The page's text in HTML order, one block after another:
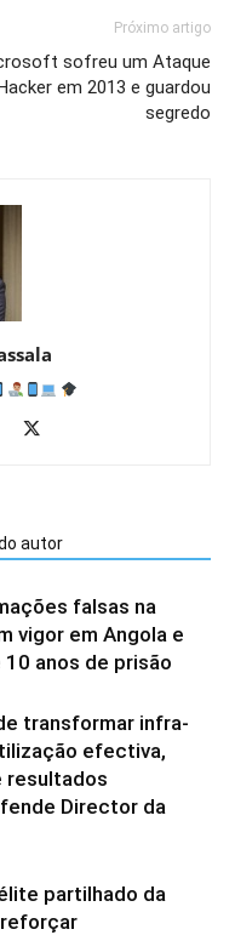
Próximo artigo
sofreu um Ataque
em 2013 e guardou
segredo
autor
falsas na
vigor em Angola e
anos de prisão
transformar infra-
efectiva,
resultados
Director da
partilhado da